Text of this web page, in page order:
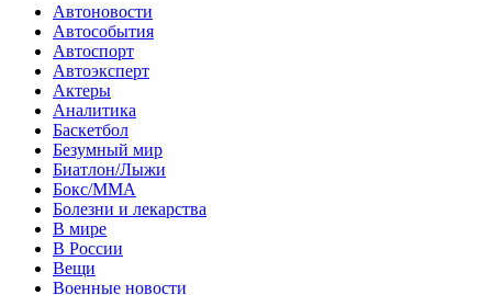
Автоновости
Автособытия
Автоспорт
Автоэксперт
Актеры
Аналитика
Баскетбол
Безумный мир
Биатлон/Лыжи
Бокс/MMA
Болезни и лекарства
В мире
В России
Вещи
Военные новости